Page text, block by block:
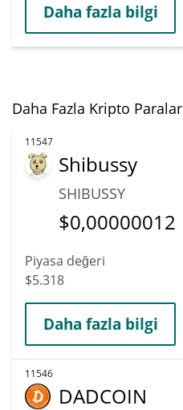
Daha fazla bilgi
Daha Fazla Kripto Paralar
11547
Shibussy
SHIBUSSY
$0,00000012
Piyasa değeri
$5.318
Daha fazla bilgi
11546
DADCOIN